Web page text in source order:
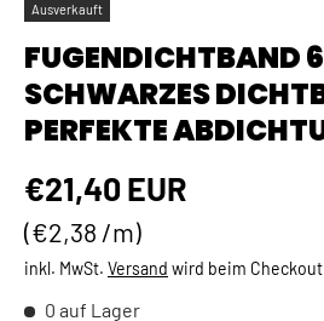
Ausverkauft
FUGENDICHTBAND
SCHWARZES
PERFEKTE
Normaler Preis
€21,40 EUR
Grundpreis
€2,38 /m
inkl. MwSt. Versand wird beim
0 auf Lager